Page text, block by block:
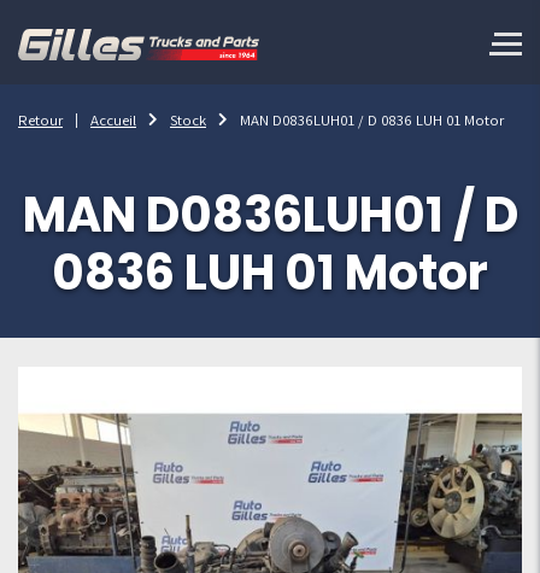
Retour Accueil Stock MAN D0836LUH01 / D 0836 LUH 01 Motor
MAN D0836LUH01 / D
0836 LUH 01 Motor